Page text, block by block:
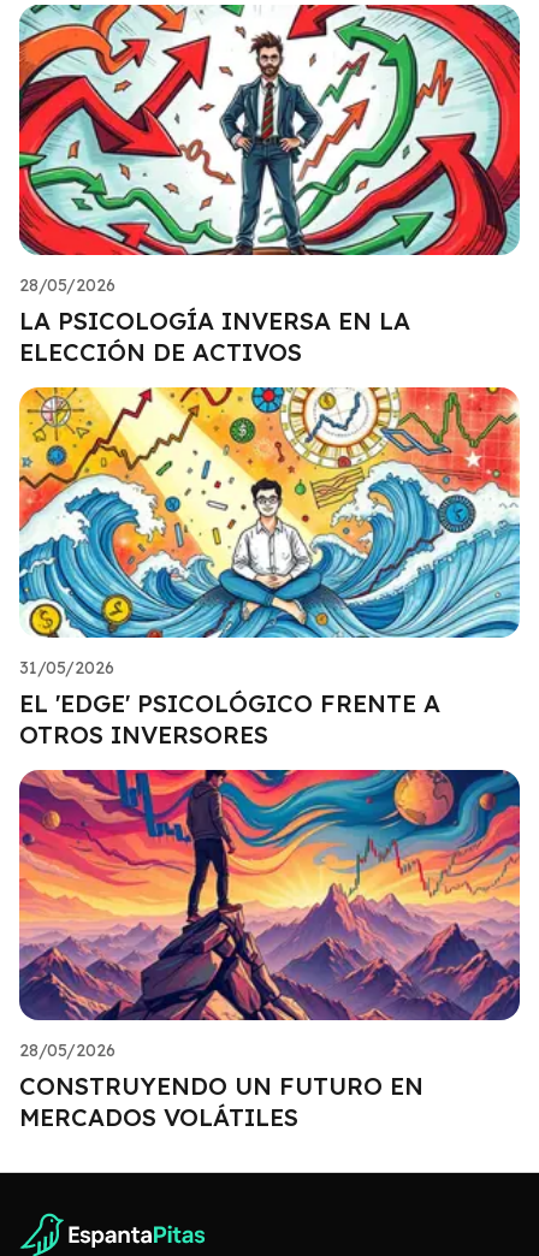
28/05/2026
LA PSICOLOGÍA INVERSA EN LA
ELECCIÓN DE ACTIVOS
31/05/2026
EL 'EDGE' PSICOLÓGICO FRENTE A
OTROS INVERSORES
28/05/2026
CONSTRUYENDO UN FUTURO EN
MERCADOS VOLÁTILES